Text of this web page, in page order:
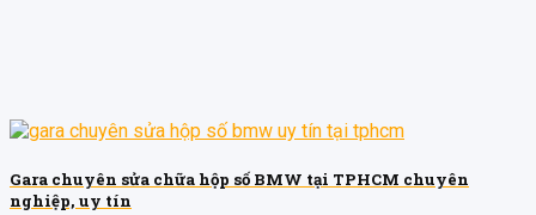
Gara chuyên sửa chữa hộp số BMW tại TPHCM chuyên
nghiệp, uy tín